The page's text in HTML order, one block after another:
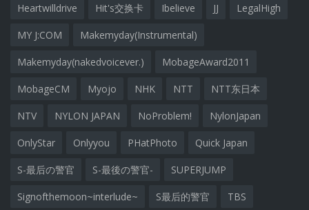
Heartwilldrive Hit's交换卡 Ibelieve JJ LegalHigh
MY J:COM Makemyday(Instrumental)
Makemyday(nakedvoicever.) MobageAward2011
MobageCM Myojo NHK NTT NTT东日本
NTV NYLON JAPAN NoProblem! NylonJapan
OnlyStar Onlyyou PHatPhoto Quick Japan
S-最后の警官 S-最後の警官- SUPERJUMP
Signofthemoon~interlude~ S最后的警官 TBS